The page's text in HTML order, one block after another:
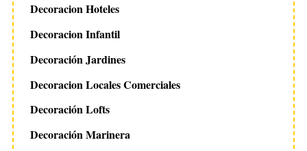
Decoracion Hoteles
Decoracion Infantil
Decoración Jardines
Decoracion Locales Comerciales
Decoración Lofts
Decoración Marinera